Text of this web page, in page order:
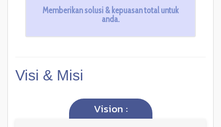
Memberikan solusi & kepuasan total untuk
anda.
Visi & Misi
Vision :